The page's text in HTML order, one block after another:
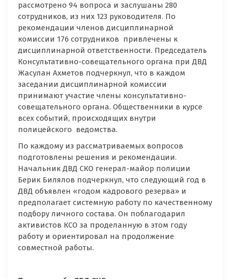
рассмотрено 94 вопроса и заслушаны 280
сотрудников, из них 123 руководителя. По
рекомендации членов дисциплинарной
комиссии 176 сотрудников привлечены к
дисциплинарной ответственности. Председатель
Консультативно-совещательного органа при ДВД
Жасулан Ахметов подчеркнул, что в каждом
заседании дисциплинарной комиссии
принимают участие члены консультативно-
совещательного органа. Общественники в курсе
всех событий, происходящих внутри
полицейского ведомства.
По каждому из рассматриваемых вопросов
подготовлены решения и рекомендации.
Начальник ДВД СКО генерал-майор полиции
Берик Билялов подчеркнул, что следующий год в
ДВД объявлен «годом кадрового резерва» и
предполагает системную работу по качественному
подбору личного состава. Он поблагодарил
активистов КСО за проделанную в этом году
работу и ориентировал на продолжение
совместной работы.